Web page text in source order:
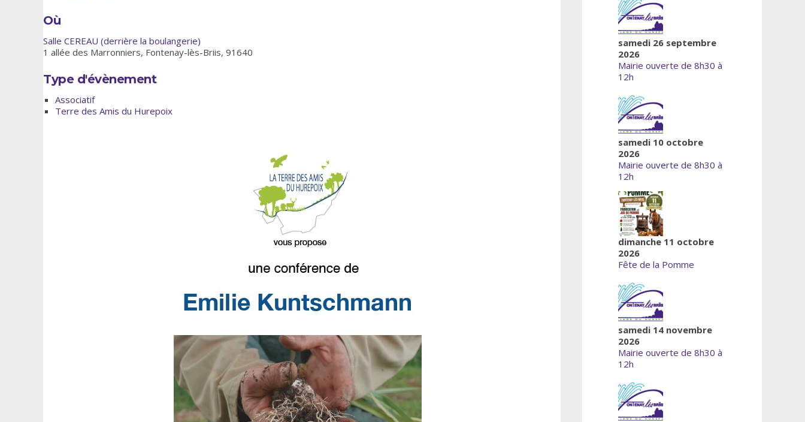
Où
Salle CEREAU (derrière la boulangerie)
1 allée des Marronniers, Fontenay-lès-Briis, 91640
Type d'évènement
Associatif
Terre des Amis du Hurepoix
samedi 26 septembre
2026
Mairie ouverte de 8h30 à
12h
samedi 10 octobre
2026
Mairie ouverte de 8h30 à
12h
dimanche 11 octobre
2026
Fête de la Pomme
samedi 14 novembre
2026
Mairie ouverte de 8h30 à
12h